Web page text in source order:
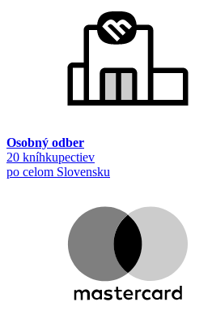
Osobný odber
20 kníhkupectiev
po celom Slovensku